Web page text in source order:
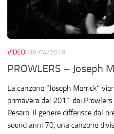
VIDEO 08/04/2018
PROWLERS – Joseph
La canzone “Joseph Merrick”
primavera del 2011 dai
Pesaro. Il genere differisce dal
sound anni 70, una canzone